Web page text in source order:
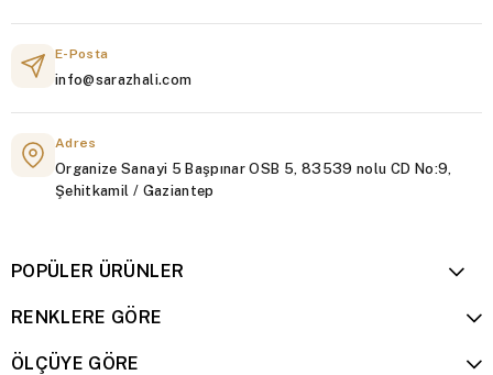
E-Posta
info@sarazhali.com
Adres
Organize Sanayi 5 Başpınar OSB 5, 83539 nolu CD No:9,
Şehitkamil / Gaziantep
POPÜLER ÜRÜNLER
RENKLERE GÖRE
ÖLÇÜYE GÖRE